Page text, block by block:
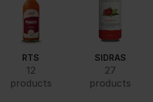
RTS
12
products
SIDRAS
27
products